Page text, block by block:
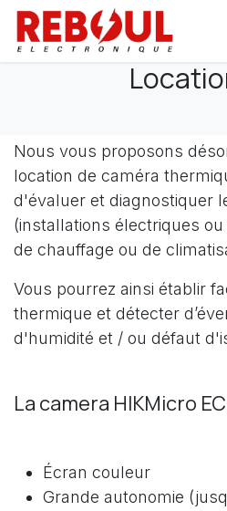
Se rendre au contenu
Nous vous proposons
location de caméra
d'évaluer et diagnostiquer
(installations électriques
de chauffage ou de
Vous pourrez ainsi établir
thermique et détecter
d'humidité et / ou défaut
La camera HIKMicro
Écran couleur
Grande autonomie